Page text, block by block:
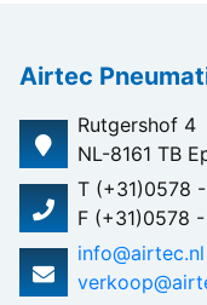
Airtec
Rutgershof 4
NL-8161 TB
T (+31)0578
F (+31)0578
info@airtec.nl